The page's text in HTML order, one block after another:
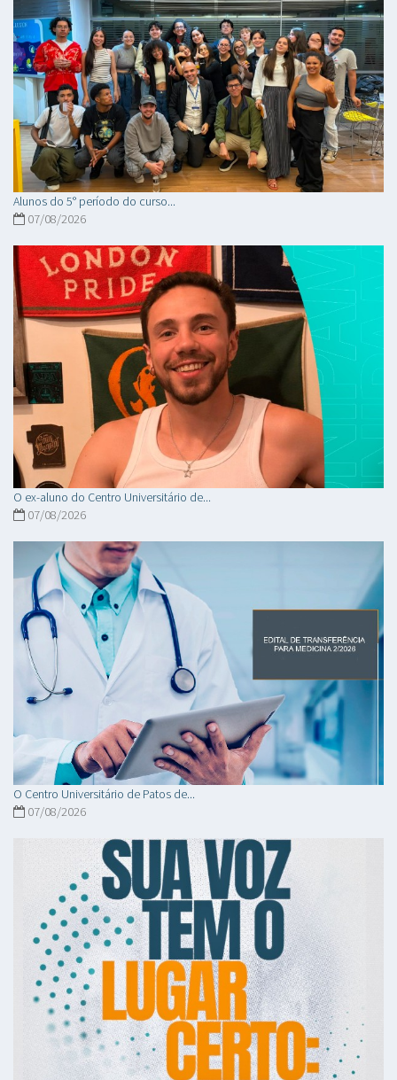
Alunos do 5° período do curso...
07/08/2026
O ex-aluno do Centro Universitário de...
07/08/2026
O Centro Universitário de Patos de...
07/08/2026